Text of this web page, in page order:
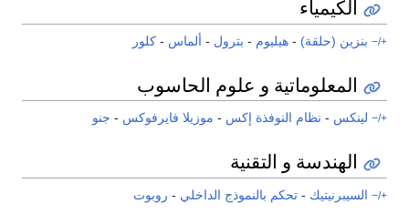
الكيمياء
+/− بنزين (حلقة) - هيليوم - بترول - ألماس - كلور
المعلوماتية و علوم الحاسوب
+/− لينكس - نظام النوفذة إكس - موزيلا فايرفوكس - جنو
الهندسة و التقنية
+/− السيبرنيتيك - تحكم بالنموذج الداخلي - روبوت